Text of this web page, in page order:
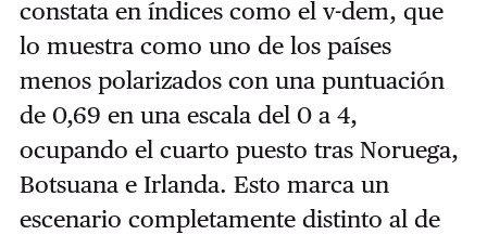
constata en índices como el v-dem, que
lo muestra como uno de los países
menos polarizados con una puntuación
de 0,69 en una escala del 0 a 4,
ocupando el cuarto puesto tras Noruega,
Botsuana e Irlanda. Esto marca un
escenario completamente distinto al de